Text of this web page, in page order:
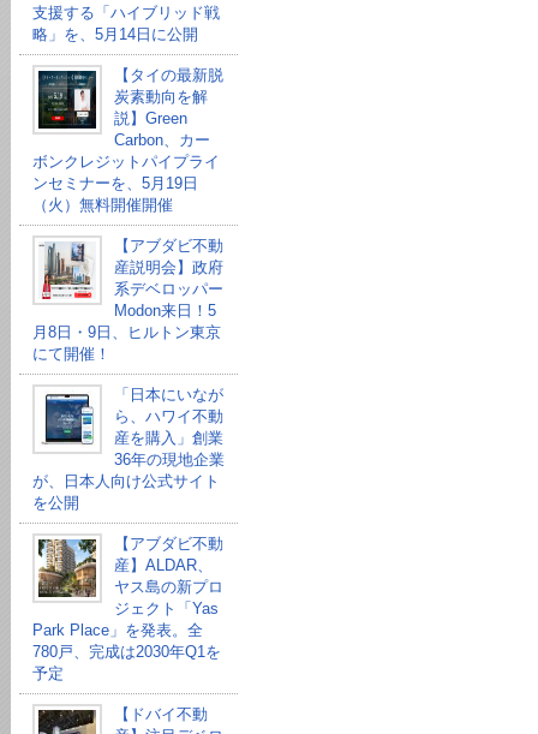
支援する「ハイブリッド戦
略」を、5月14日に公開
【タイの最新脱
炭素動向を解
説】Green
Carbon、カー
ボンクレジットパイプライ
ンセミナーを、5月19日
（火）無料開催開催
【アブダビ不動
産説明会】政府
系デベロッパー
Modon来日！5
月8日・9日、ヒルトン東京
にて開催！
「日本にいなが
ら、ハワイ不動
産を購入」創業
36年の現地企業
が、日本人向け公式サイト
を公開
【アブダビ不動
産】ALDAR、
ヤス島の新プロ
ジェクト「Yas
Park Place」を発表。全
780戸、完成は2030年Q1を
予定
【ドバイ不動